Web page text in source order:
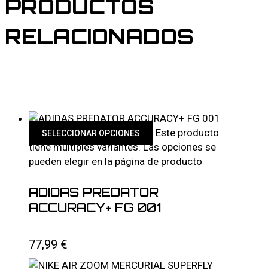
PRODUCTOS
RELACIONADOS
SELECCIONAR OPCIONES
Este producto
tiene múltiples variantes. Las opciones se
pueden elegir en la página de producto
ADIDAS PREDATOR
ACCURACY+ FG 001
77,99 €